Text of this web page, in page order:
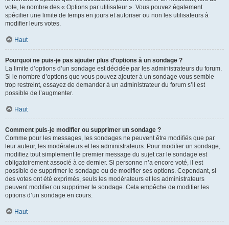
vote, le nombre des « Options par utilisateur ». Vous pouvez également
spécifier une limite de temps en jours et autoriser ou non les utilisateurs à
modifier leurs votes.
Haut
Pourquoi ne puis-je pas ajouter plus d’options à un sondage ?
La limite d’options d’un sondage est décidée par les administrateurs du forum.
Si le nombre d’options que vous pouvez ajouter à un sondage vous semble
trop restreint, essayez de demander à un administrateur du forum s’il est
possible de l’augmenter.
Haut
Comment puis-je modifier ou supprimer un sondage ?
Comme pour les messages, les sondages ne peuvent être modifiés que par
leur auteur, les modérateurs et les administrateurs. Pour modifier un sondage,
modifiez tout simplement le premier message du sujet car le sondage est
obligatoirement associé à ce dernier. Si personne n’a encore voté, il est
possible de supprimer le sondage ou de modifier ses options. Cependant, si
des votes ont été exprimés, seuls les modérateurs et les administrateurs
peuvent modifier ou supprimer le sondage. Cela empêche de modifier les
options d’un sondage en cours.
Haut